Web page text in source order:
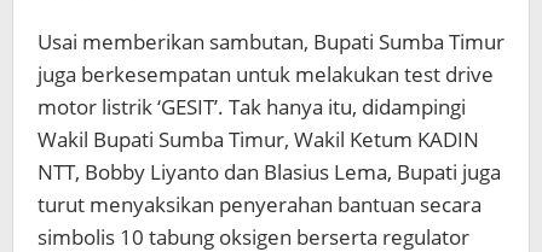
Usai memberikan sambutan, Bupati Sumba Timur
juga berkesempatan untuk melakukan test drive
motor listrik ‘GESIT’. Tak hanya itu, didampingi
Wakil Bupati Sumba Timur, Wakil Ketum KADIN
NTT, Bobby Liyanto dan Blasius Lema, Bupati juga
turut menyaksikan penyerahan bantuan secara
simbolis 10 tabung oksigen berserta regulator